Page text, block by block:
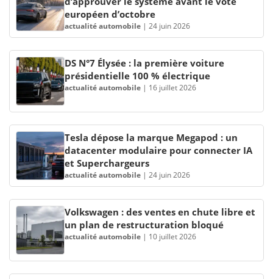
européen d’octobre
actualité automobile | 24 juin 2026
DS N°7 Élysée : la première voiture
présidentielle 100 % électrique
actualité automobile | 16 juillet 2026
Tesla dépose la marque Megapod : un
datacenter modulaire pour connecter IA
et Superchargeurs
actualité automobile | 24 juin 2026
Volkswagen : des ventes en chute libre et
un plan de restructuration bloqué
actualité automobile | 10 juillet 2026